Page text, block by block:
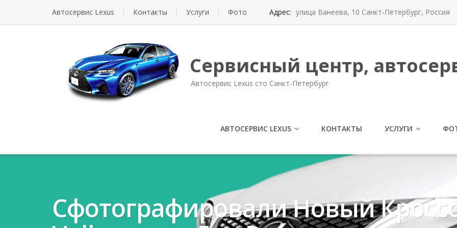
Автосервис Lexus Контакты Услуги Фото Адрес: улица Ванеева, 10 Санкт-Петербург, Россия
Сервисный центр,
Автосервис Lexus сто Санкт-Петербург
АВТОСЕРВИС LEXUS КОНТАКТЫ УСЛУГИ
Сфотографировали Новый